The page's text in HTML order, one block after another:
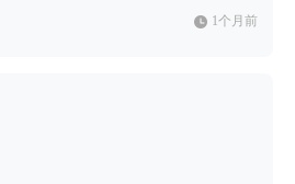
1个月前